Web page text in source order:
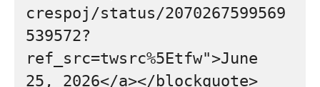
crespoj/status/2070267599569
539572?
ref_src=twsrc%5Etfw">June
25, 2026</a></blockquote>